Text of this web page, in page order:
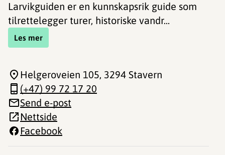
Larvikguiden er en kunnskapsrik guide som
tilrettelegger turer, historiske vandr...
Les mer
Helgeroveien 105, 3294 Stavern
(+47) 99 72 17 20
Send e-post
Nettside
Facebook